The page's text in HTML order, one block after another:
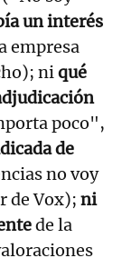
un interés
empresa
niqué
poco",
de
no voy
de Vox); ni
de la